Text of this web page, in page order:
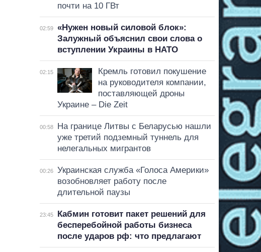
почти на 10 ГВт
02:59
«Нужен новый силовой блок»:
Залужный объяснил свои слова о
вступлении Украины в НАТО
02:15
Кремль готовил покушение
на руководителя компании,
поставляющей дроны
Украине – Die Zeit
00:58
На границе Литвы с Беларусью нашли
уже третий подземный туннель для
нелегальных мигрантов
00:26
Украинская служба «Голоса Америки»
возобновляет работу после
длительной паузы
23:45
Кабмин готовит пакет решений для
бесперебойной работы бизнеса
после ударов рф: что предлагают